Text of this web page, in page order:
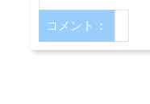
コメント：